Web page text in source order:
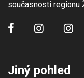
současnosti regionu
Jiný pohled